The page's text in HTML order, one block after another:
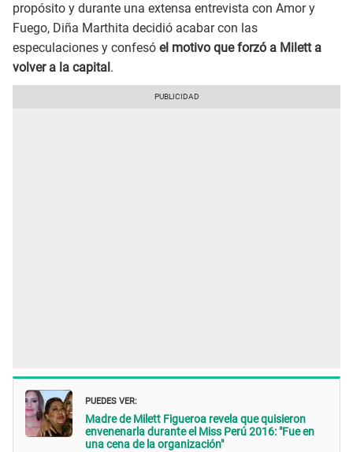
propósito y durante una extensa entrevista con Amor y
Fuego, Diña Marthita decidió acabar con las
especulaciones y confesó el motivo que forzó a Milett a
volver a la capital .
PUEDES VER:
Madre de Milett Figueroa revela que quisieron
envenenarla durante el Miss Perú 2016: "Fue en
una cena de la organización"